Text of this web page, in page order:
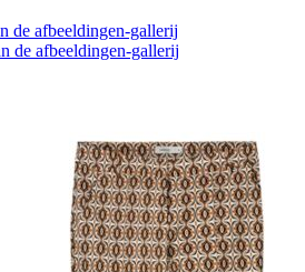
de afbeeldingen-gallerij
de afbeeldingen-gallerij